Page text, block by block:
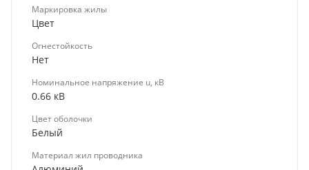
Маркировка жилы
Цвет
Огнестойкость
Нет
Номинальное напряжение u, кВ
0.66 кВ
Цвет оболочки
Белый
Материал жил проводника